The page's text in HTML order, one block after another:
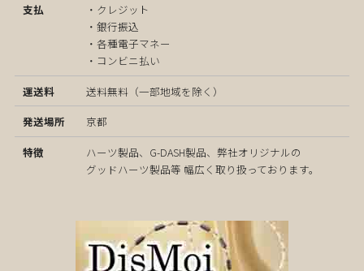
・クレジット
・銀行振込
・各種電子マネー
・コンビニ払い
送料無料（一部地域を除く）
京都
ハーツ製品、G-DASH製品、弊社オリジナルの
グッドハーツ製品等 幅広く取り扱っております。